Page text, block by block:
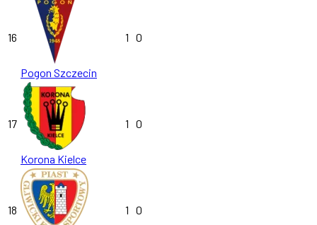
16
Pogon Szczecin
1 0
17
Korona Kielce
1 0
18 1 0